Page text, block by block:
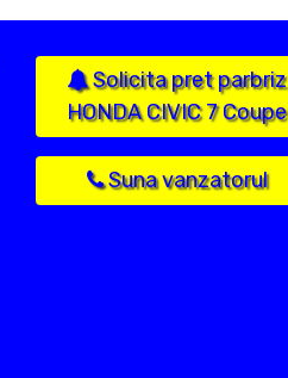
Solicita pret parbriz
HONDA CIVIC 7 Coupe
Suna vanzatorul